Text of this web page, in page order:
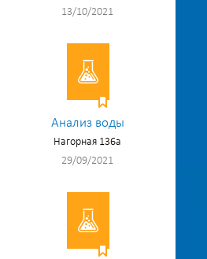
13/10/2021
Анализ воды
Нагорная 136а
29/09/2021